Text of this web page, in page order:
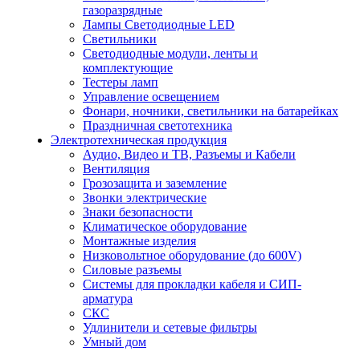
газоразрядные
Лампы Светодиодные LED
Светильники
Светодиодные модули, ленты и
комплектующие
Тестеры ламп
Управление освещением
Фонари, ночники, светильники на батарейках
Праздничная светотехника
Электротехническая продукция
Аудио, Видео и ТВ, Разъемы и Кабели
Вентиляция
Грозозащита и заземление
Звонки электрические
Знаки безопасности
Климатическое оборудование
Монтажные изделия
Низковольтное оборудование (до 600V)
Силовые разъемы
Системы для прокладки кабеля и СИП-
арматура
СКС
Удлинители и сетевые фильтры
Умный дом